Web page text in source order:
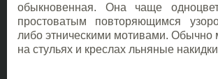
обыкновенная. Она чаще
простоватым повторяющимся
либо этническими мотивами. Обычно
на стульях и креслах льняные